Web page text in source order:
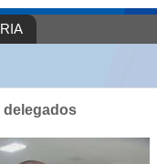
delegados